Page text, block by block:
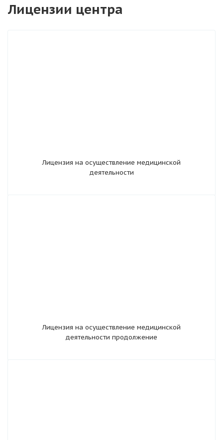
Лицензии центра
Лицензия на осуществление медицинской
деятельности
Лицензия на осуществление медицинской
деятельности продолжение